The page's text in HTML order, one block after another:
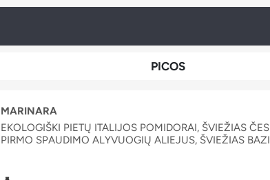
PICOS
MARINARA
EKOLOGIŠKI PIETŲ ITALIJOS POMIDORAI, ŠVIEŽIAS
PIRMO SPAUDIMO ALYVUOGIŲ ALIEJUS, ŠVIEŽIAS